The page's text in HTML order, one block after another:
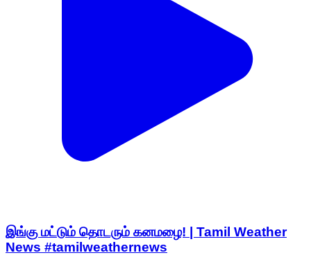
இங்கு மட்டும் தொடரும் கனமழை! | Tamil Weather
News #tamilweathernews